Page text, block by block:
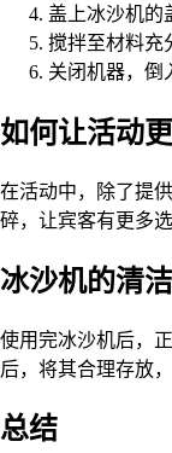
盖上冰沙机的
搅拌至材料充
关闭机器，倒
如何让活动
在活动中，除了提
碎，让宾客有更多选
冰沙机的清
使用完冰沙机后，
后，将其合理存放
总结